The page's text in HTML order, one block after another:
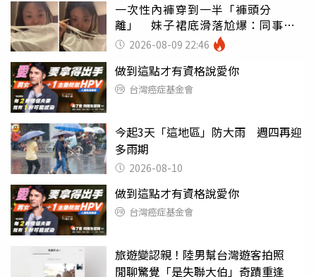
一次性內褲穿到一半「褲頭分
離」 妹子裙底滑落尬爆：同事全
看光2026-08-09 22:46
做到這點才有資格說愛你
台灣癌症基金會
今起3天「這地區」防大雨 週四再迎
多雨期
2026-08-10
做到這點才有資格說愛你
台灣癌症基金會
旅遊變認親！陸男幫台灣遊客拍照
閒聊驚覺「是失聯大伯」奇蹟重逢